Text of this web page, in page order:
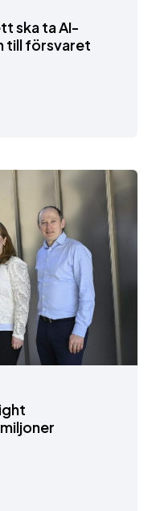
ska ta AI-
till försvaret